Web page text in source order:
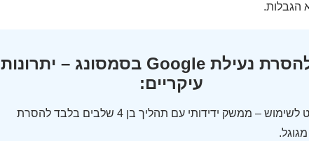
הגבלות.
כלי להסרת נעילת Google בסמסונג – יתרונות
עיקריים:
קל ופשוט לשימוש – ממשק ידידותי עם תהליך בן 4 שלבים בלבד להסרת